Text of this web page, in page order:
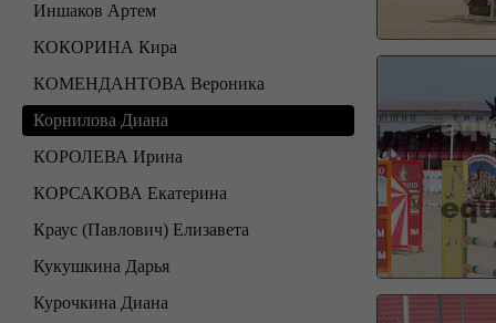
Иншаков Артем
КОКОРИНА Кира
КОМЕНДАНТОВА Вероника
Корнилова Диана
КОРОЛЕВА Ирина
КОРСАКОВА Екатерина
Краус (Павлович) Елизавета
Кукушкина Дарья
Курочкина Диана